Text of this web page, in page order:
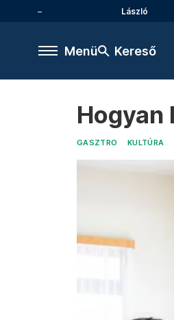
László
Menü Kereső
Hogyan
GASZTRO KULTÚRA